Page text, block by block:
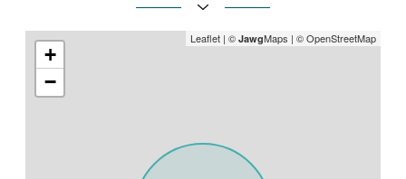
+
−
Leaflet | © JawgMaps | © OpenStreetMap